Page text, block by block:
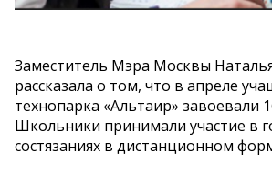
Заместитель Мэра Москвы
рассказала о том, что в апреле
технопарка «Альтаир» завоевали
Школьники принимали участие в
состязаниях в дистанционном